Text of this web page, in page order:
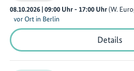
r
c
08.10.2026 | 09:00 Uhr- 17:00 Uhr(W.
vor Ort in Berlin
Details